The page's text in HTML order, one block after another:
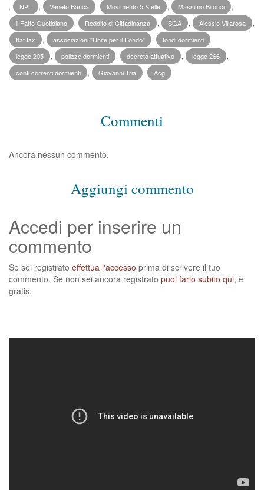
NPL Veneto Banca Movimento 5 Stelle Massimo Bitonci
il Fatto Quotidiano
Reddito di Cittadinanza SGA Alessio Villarosa
flat tax
associazioni "Unite per il Fondo" fondi dormienti
legge 205
polizze dormienti decreto attuativo legge 266
conti correnti dormienti
Giovanni Tria Acg
Commenti
Ancora nessun commento.
Aggiungi commento
Accedi per inserire un
commento
Se sei registrato effettua l'accesso prima di scrivere il tuo
commento. Se non sei ancora registrato puoi farlo subito qui, è
gratis.